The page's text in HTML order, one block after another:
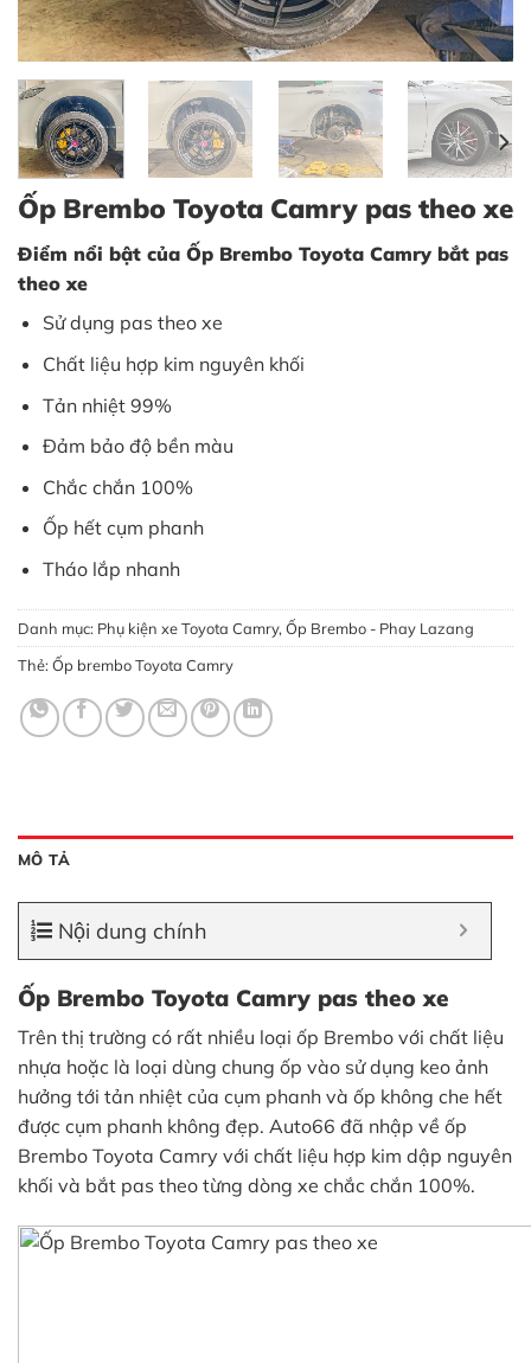
Ốp Brembo Toyota Camry pas theo xe
Điểm nổi bật của Ốp Brembo Toyota Camry bắt pas
theo xe
Sử dụng pas theo xe
Chất liệu hợp kim nguyên khối
Tản nhiệt 99%
Đảm bảo độ bền màu
Chắc chắn 100%
Ốp hết cụm phanh
Tháo lắp nhanh
Danh mục: Phụ kiện xe Toyota Camry, Ốp Brembo - Phay Lazang
Thẻ: Ốp brembo Toyota Camry
MÔ TẢ
Nội dung chính
Ốp Brembo Toyota Camry pas theo xe
Trên thị trường có rất nhiều loại ốp Brembo với chất liệu
nhựa hoặc là loại dùng chung ốp vào sử dụng keo ảnh
hưởng tới tản nhiệt của cụm phanh và ốp không che hết
được cụm phanh không đẹp. Auto66 đã nhập về ốp
Brembo Toyota Camry với chất liệu hợp kim dập nguyên
khối và bắt pas theo từng dòng xe chắc chắn 100%.